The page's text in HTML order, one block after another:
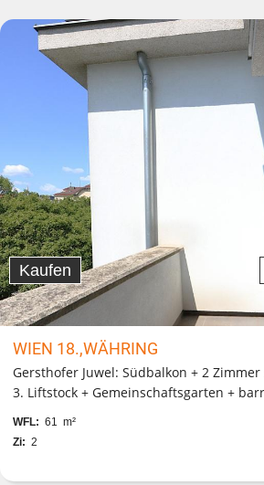
Kaufen
WIEN 18.,WÄHRING
Gersthofer Juwel: Südbalkon + 2
3. Liftstock + Gemeinschaftsgarten +
WFL: 61 m²
Zi: 2